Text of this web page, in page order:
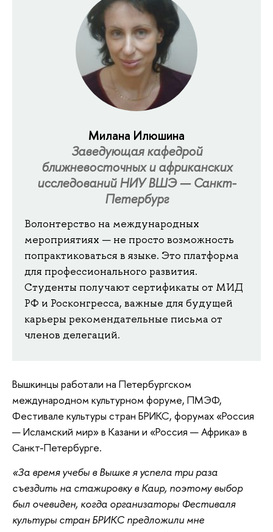
Милана Илюшина
Заведующая кафедрой
ближневосточных и африканских
исследований НИУ ВШЭ — Санкт-
Петербург
Волонтерство на международных
мероприятиях — не просто возможность
попрактиковаться в языке. Это платформа
для профессионального развития.
Студенты получают сертификаты от МИД
РФ и Росконгресса, важные для будущей
карьеры рекомендательные письма от
членов делегаций.
Вышкинцы работали на Петербургском
международном культурном форуме, ПМЭФ,
Фестивале культуры стран БРИКС, форумах «Россия
— Исламский мир» в Казани и «Россия — Африка» в
Санкт-Петербурге.
«За время учебы в Вышке я успела три раза
съездить на стажировку в Каир, поэтому выбор
был очевиден, когда организаторы Фестиваля
культуры стран БРИКС предложили мне